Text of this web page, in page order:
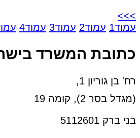
>>>
עמוד1 עמוד2 עמוד3 עמוד4
כתובת המשרד
רח' בן גוריון 1,
(מגדל בסר 2), קומה 19
בני ברק 5112601